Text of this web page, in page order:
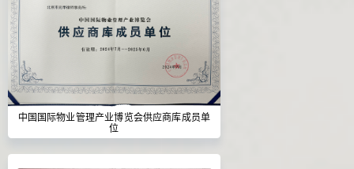
中国国际物业管理产业博览会供应商库成员单
位